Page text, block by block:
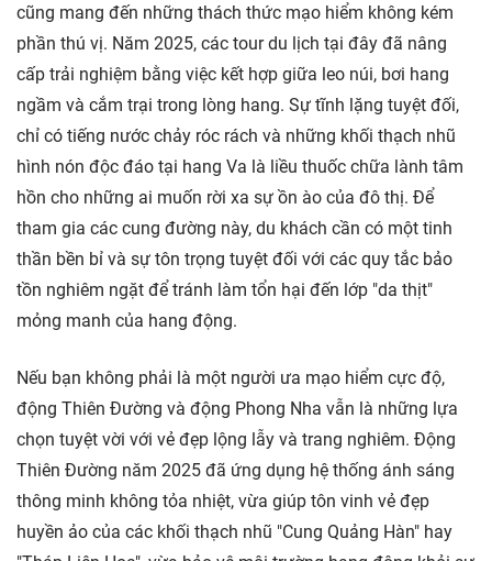
cũng mang đến những thách thức mạo hiểm không kém
phần thú vị. Năm 2025, các tour du lịch tại đây đã nâng
cấp trải nghiệm bằng việc kết hợp giữa leo núi, bơi hang
ngầm và cắm trại trong lòng hang. Sự tĩnh lặng tuyệt đối,
chỉ có tiếng nước chảy róc rách và những khối thạch nhũ
hình nón độc đáo tại hang Va là liều thuốc chữa lành tâm
hồn cho những ai muốn rời xa sự ồn ào của đô thị. Để
tham gia các cung đường này, du khách cần có một tinh
thần bền bỉ và sự tôn trọng tuyệt đối với các quy tắc bảo
tồn nghiêm ngặt để tránh làm tổn hại đến lớp "da thịt"
mỏng manh của hang động.
Nếu bạn không phải là một người ưa mạo hiểm cực độ,
động Thiên Đường và động Phong Nha vẫn là những lựa
chọn tuyệt vời với vẻ đẹp lộng lẫy và trang nghiêm. Động
Thiên Đường năm 2025 đã ứng dụng hệ thống ánh sáng
thông minh không tỏa nhiệt, vừa giúp tôn vinh vẻ đẹp
huyền ảo của các khối thạch nhũ "Cung Quảng Hàn" hay